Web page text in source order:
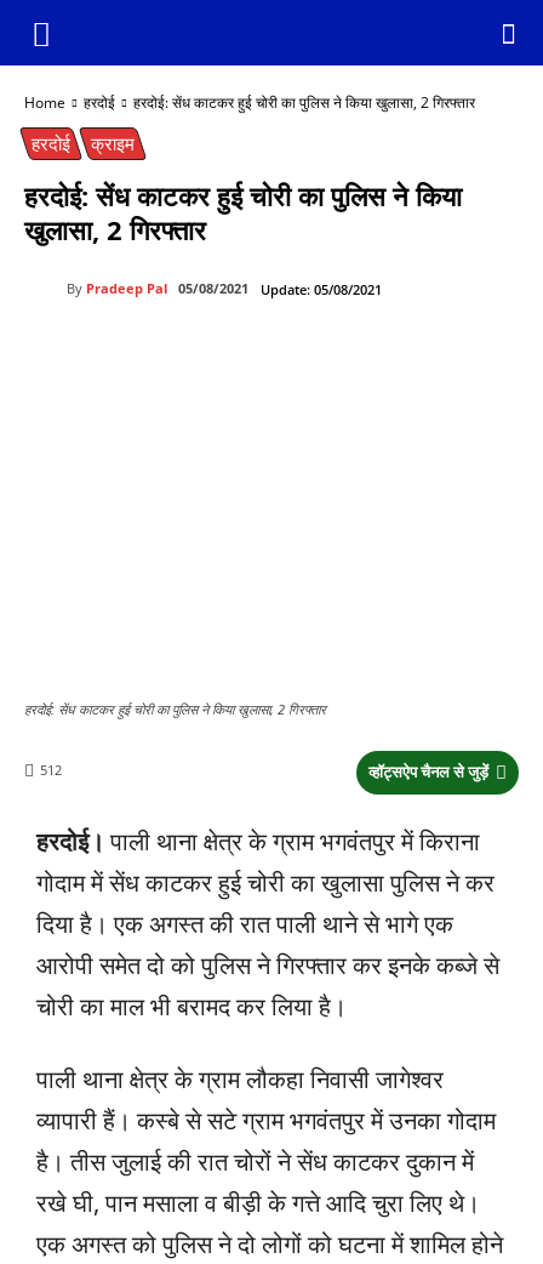
Home हरदोई हरदोई: सेंध काटकर हुई चोरी का पुलिस ने किया खुलासा, 2 गिरफ्तार
हरदोई क्राइम
हरदोई: सेंध काटकर हुई चोरी का पुलिस ने किया
खुलासा, 2 गिरफ्तार
By Pradeep Pal 05/08/2021 Update: 05/08/2021
हरदोई: सेंध काटकर हुई चोरी का पुलिस ने किया खुलासा, 2 गिरफ्तार
व्हॉट्सऐप चैनल से जुड़ें
512
हरदोई। पाली थाना क्षेत्र के ग्राम भगवंतपुर में किराना
गोदाम में सेंध काटकर हुई चोरी का खुलासा पुलिस ने कर
दिया है। एक अगस्त की रात पाली थाने से भागे एक
आरोपी समेत दो को पुलिस ने गिरफ्तार कर इनके कब्जे से
चोरी का माल भी बरामद कर लिया है।
पाली थाना क्षेत्र के ग्राम लौकहा निवासी जागेश्वर
व्यापारी हैं। कस्बे से सटे ग्राम भगवंतपुर में उनका गोदाम
है। तीस जुलाई की रात चोरों ने सेंध काटकर दुकान में
रखे घी, पान मसाला व बीड़ी के गत्ते आदि चुरा लिए थे।
एक अगस्त को पुलिस ने दो लोगों को घटना में शामिल होने